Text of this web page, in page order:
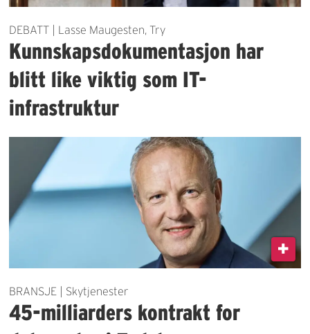
DEBATT | Lasse Maugesten, Try
Kunnskapsdokumentasjon har
blitt like viktig som IT-
infrastruktur
BRANSJE | Skytjenester
45-milliarders kontrakt for